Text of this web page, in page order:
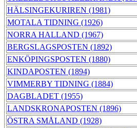
HÄLSINGEKURIREN (1981)
MOTALA TIDNING (1926)
NORRA HALLAND (1967)
BERGSLAGSPOSTEN (1892)
ENKÖPINGSPOSTEN (1880)
KINDAPOSTEN (1894)
VIMMERBY TIDNING (1884)
DAGBLADET (1955)
LANDSKRONAPOSTEN (1896)
ÖSTRA SMÅLAND (1928)